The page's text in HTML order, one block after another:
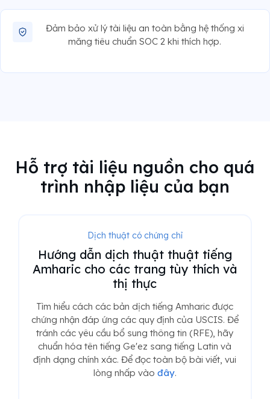
Đảm bảo xử lý tài liệu an toàn bằng hệ thống xi
măng tiêu chuẩn SOC 2 khi thích hợp.
Hỗ trợ tài liệu nguồn cho quá
trình nhập liệu của bạn
Dịch thuật có chứng chỉ
Hướng dẫn dịch thuật thuật tiếng
Amharic cho các trang tùy thích và
thị thực
Tìm hiểu cách các bản dịch tiếng Amharic được
chứng nhận đáp ứng các quy định của USCIS. Để
tránh các yêu cầu bổ sung thông tin (RFE), hãy
chuẩn hóa tên tiếng Ge'ez sang tiếng Latin và
định dạng chính xác. Để đọc toàn bộ bài viết, vui
lòng nhấp vào đây.